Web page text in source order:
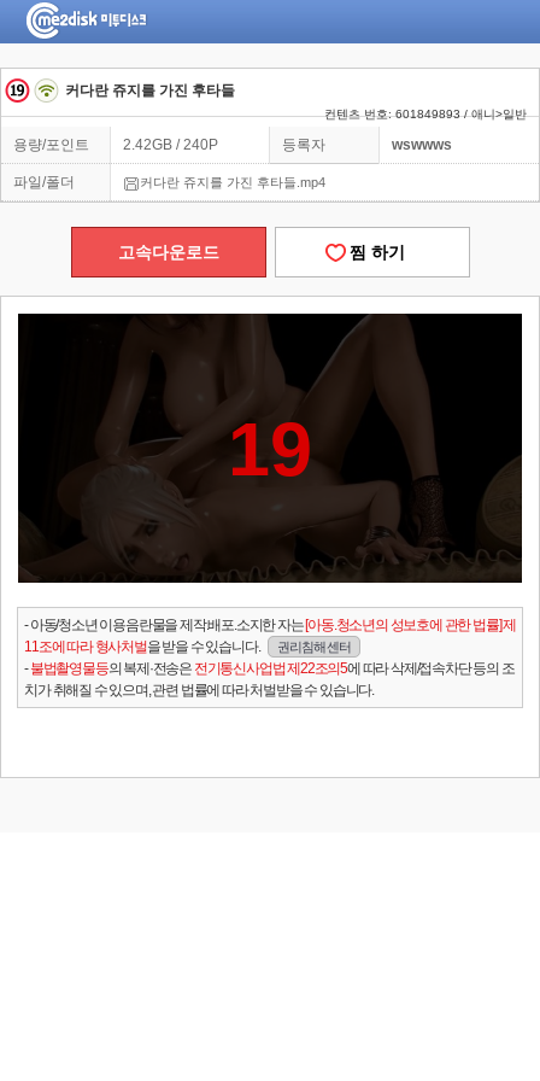
커다란 쥬지를 가진 후타들
컨텐츠 번호: 601849893 / 애니>일반
용량/포인트 2.42GB / 240P 등록자 wswwws
파일/폴더 커다란 쥬지를 가진 후타들.mp4
고속다운로드 찜 하기
19
- 아동/청소년 이용음란물을 제작.배포.소지한 자는[아동.청소년의 성보호에 관한 법률] 제
11조에 따라 형사처벌을 받을 수 있습니다. 권리침해 센터
-불법촬영물등의 복제·전송은 전기통신사업법 제22조의5에 따라 삭제/접속차단 등의 조
치가 취해질 수 있으며, 관련 법률에 따라 처벌받을 수 있습니다.